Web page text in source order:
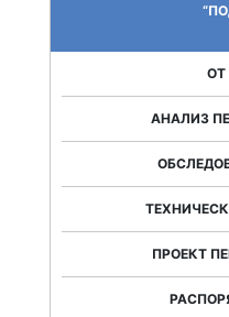
ОТ
АНАЛИЗ
ПРОЕКТ